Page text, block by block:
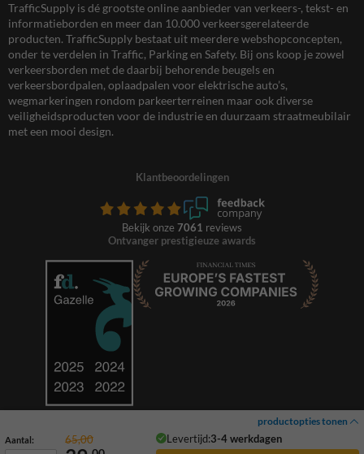
productopties tonen
Aantal: 65,00 Levertijd:3-4 werkdagen
TrafficSupply is dé grootste online aanbieder van verkeers-, tekst- en
informatieborden en meer dan 10.000 verkeersgerelateerde
producten. TrafficSupply bestaat uit meerdere webshopconcepten,
onder te verdelen in Traffic, Parking en Safety. Bij ons koop je zowel
verkeersborden met de daarbij behorende beugels en
verkeersbordpalen, oplaadpalen voor elektrische auto’s,
wegmarkeringen rondom parkeerterreinen maar ook diverse
veiligheidsproducten voor de industrie en duurzaam straatmeubilair
met een mooi design.
Klantbeoordelingen
Bekijk onze 7061 reviews
Ontvanger prestigieuze awards